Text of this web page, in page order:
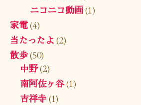
ニコニコ動画(1)
家電(4)
当たったよ(2)
散歩(50)
中野(2)
南阿佐ヶ谷(1)
吉祥寺(1)